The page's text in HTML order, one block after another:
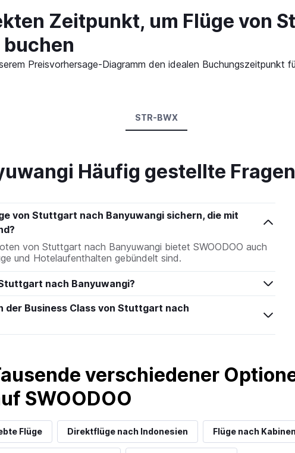
Zeitpunkt, um Flüge von
Preisvorhersage-Diagramm den idealen Buchungszeitpunkt
STR-BWX
Häufig gestellte Fragen
von Stuttgart nach Banyuwangi sichern, die mit
von Stuttgart nach Banyuwangi bietet SWOODOO auch
und Hotelaufenthalten gebündelt sind.
nach Banyuwangi?
der Business Class von Stuttgart nach
verschiedener
SWOODOO
Flüge Direktflüge nach Indonesien Flüge nach